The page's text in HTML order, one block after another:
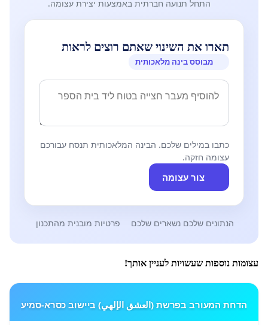
התחל תנועה חברתית באמצעות יצירת עצומה.
תארו את השינוי שאתם רוצים לראות
מבוסס בינה מלאכותית
כתבו במילים שלכם. הבינה המלאכותית תנסח עבורכם
עצומה חזקה.
צור עצומה
הנתונים שלכם נשארים שלכם פרטיות מובנית מהתכנון
עצומות נוספות שעשויות לעניין אותך!
הדחת המעורב בפרשת (العشق الإلهي) ביישוב כסרא-סמיע